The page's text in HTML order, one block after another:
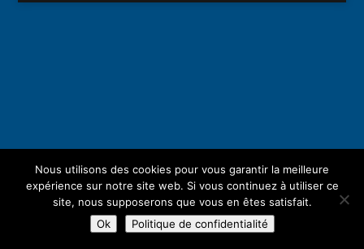
Nous utilisons des cookies pour vous garantir la meilleure
expérience sur notre site web. Si vous continuez à utiliser ce
site, nous supposerons que vous en êtes satisfait.
Ok
Politique de confidentialité